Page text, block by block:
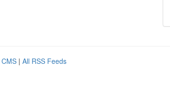
| All RSS Feeds